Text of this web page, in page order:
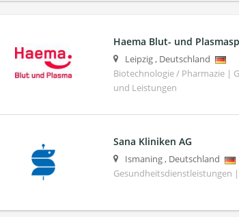
Haema Blut- und
Leipzig, Deutschland
Biotechnologie / Pharmazie |
und Leistungen
Sana Kliniken AG
Ismaning, Deutschland
Gesundheitsdienstleistungen